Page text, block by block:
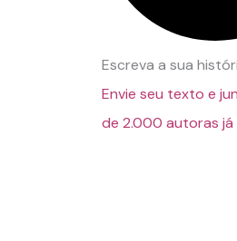
Escreva a sua
Envie seu texto e
de 2.000 autoras já